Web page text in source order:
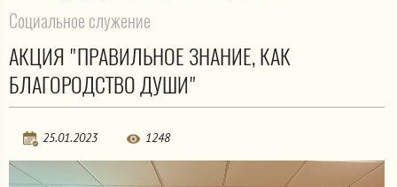
Социальное служение
АКЦИЯ "ПРАВИЛЬНОЕ ЗНАНИЕ, КАК
БЛАГОРОДСТВО ДУШИ"
25.01.2023 1248